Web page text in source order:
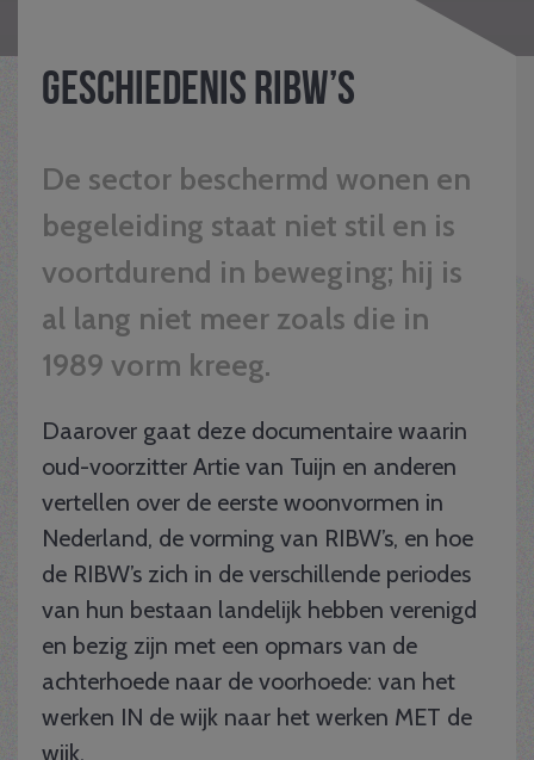
Geschiedenis RIBW’S
De sector beschermd wonen en
begeleiding staat niet stil en is
voortdurend in beweging; hij is
al lang niet meer zoals die in
1989 vorm kreeg.
Daarover gaat deze documentaire waarin
oud-voorzitter Artie van Tuijn en anderen
vertellen over de eerste woonvormen in
Nederland, de vorming van RIBW’s, en hoe
de RIBW’s zich in de verschillende periodes
van hun bestaan landelijk hebben verenigd
en bezig zijn met een opmars van de
achterhoede naar de voorhoede: van het
werken IN de wijk naar het werken MET de
wijk.